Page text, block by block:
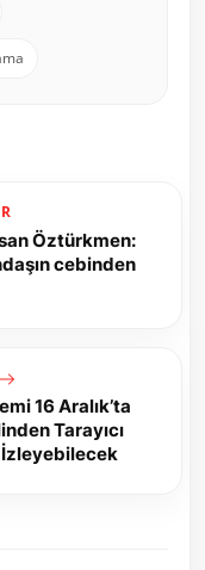
Öztürkmen:
cebinden
16 Aralık’ta
Tarayıcı
İzleyebilecek